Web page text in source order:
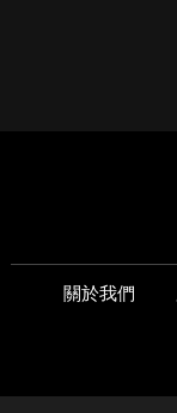
關於我們